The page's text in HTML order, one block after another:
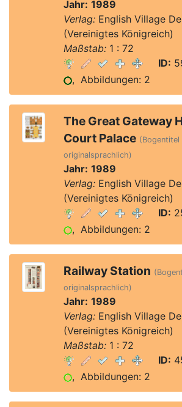
Jahr: 1989
Verlag:English Village
(Vereinigtes Königreich)
Maßstab:1 : 72
ID:
, Abbildungen: 2
The Great Gateway
Court Palace (Bogentitel
originalsprachlich)
Jahr: 1989
Verlag:English Village
(Vereinigtes Königreich)
ID:
, Abbildungen: 2
Railway Station
originalsprachlich)
Jahr: 1989
Verlag:English Village
(Vereinigtes Königreich)
Maßstab:1 : 72
ID:
, Abbildungen: 2